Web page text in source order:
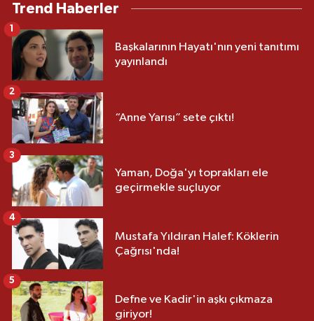
Trend Haberler
Başkalarının Hayatı'nın yeni tanıtımı
yayınlandı
1
“Anne Yarısı” sete çıktı!
2
Yaman, Doğa'yı toprakları ele
geçirmekle suçluyor
3
Mustafa Yıldıran Halef: Köklerin
Çağrısı'nda!
4
Defne ve Kadir'in aşkı çıkmaza
giriyor!
5